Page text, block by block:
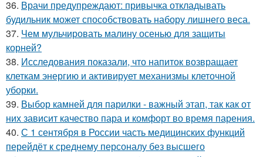
36. Врачи предупреждают: привычка откладывать
будильник может способствовать набору лишнего веса.
37. Чем мульчировать малину осенью для защиты
корней?
38. Исследования показали, что напиток возвращает
клеткам энергию и активирует механизмы клеточной
уборки.
39. Выбор камней для парилки - важный этап, так как от
них зависит качество пара и комфорт во время парения.
40. С 1 сентября в России часть медицинских функций
перейдёт к среднему персоналу без высшего